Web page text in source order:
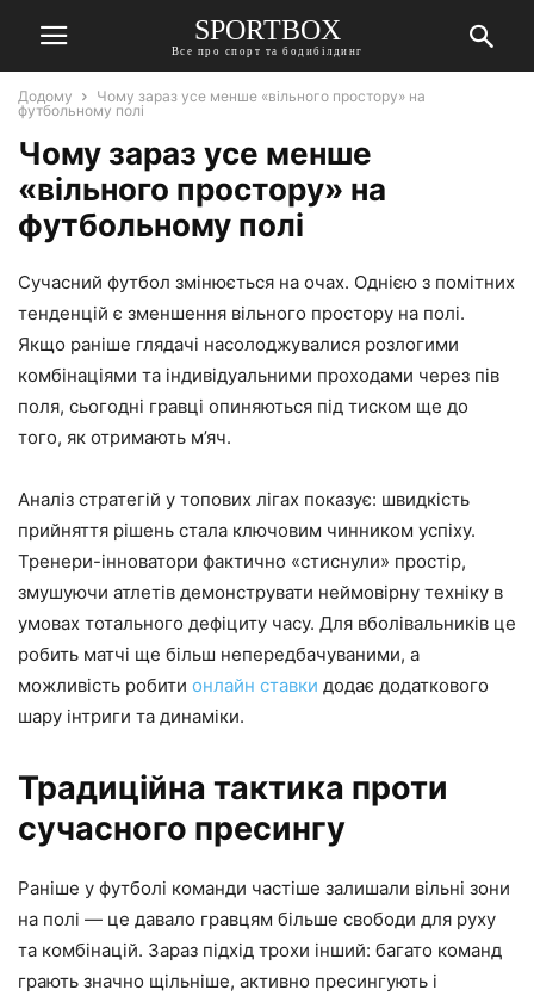
SPORTBOX
Все про спорт та бодибілдинг
Додому
Чому зараз усе менше «вільного простору» на
футбольному полі
Чому зараз усе менше
«вільного простору» на
футбольному полі
Сучасний футбол змінюється на очах. Однією з помітних
тенденцій є зменшення вільного простору на полі.
Якщо раніше глядачі насолоджувалися розлогими
комбінаціями та індивідуальними проходами через пів
поля, сьогодні гравці опиняються під тиском ще до
того, як отримають м’яч.
Аналіз стратегій у топових лігах показує: швидкість
прийняття рішень стала ключовим чинником успіху.
Тренери-інноватори фактично «стиснули» простір,
змушуючи атлетів демонструвати неймовірну техніку в
умовах тотального дефіциту часу. Для вболівальників це
робить матчі ще більш непередбачуваними, а
можливість робити онлайн ставки додає додаткового
шару інтриги та динаміки.
Традиційна тактика проти
сучасного пресингу
Раніше у футболі команди частіше залишали вільні зони
на полі — це давало гравцям більше свободи для руху
та комбінацій. Зараз підхід трохи інший: багато команд
грають значно щільніше, активно пресингують і